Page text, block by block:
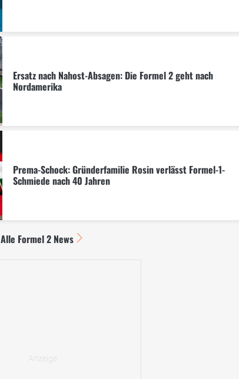
Ersatz nach Nahost-Absagen: Die Formel 2 geht nach
Nordamerika
Prema-Schock: Gründerfamilie Rosin verlässt Formel-1-
Schmiede nach 40 Jahren
Alle Formel 2 News